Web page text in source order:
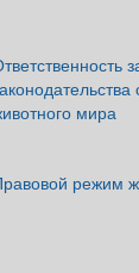
мира
режим